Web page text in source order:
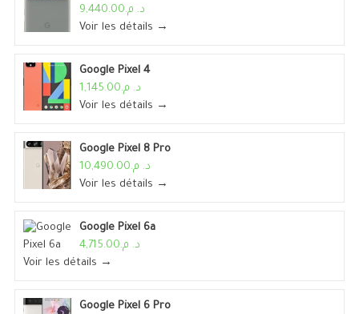
د. م.9,440.00
Voir les détails →
Google Pixel 4
د. م.1,145.00
Voir les détails →
Google Pixel 8 Pro
د. م.10,490.00
Voir les détails →
Google Pixel 6a
د. م.4,715.00
Voir les détails →
Google Pixel 6 Pro